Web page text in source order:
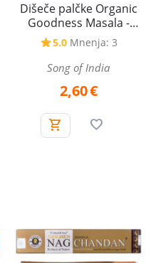
Dišeče palčke Organic
Goodness Masala -
Sandalwood -
Sandalovina, 15 g
5.0 Mnenja: 3
Song of India
2,60€